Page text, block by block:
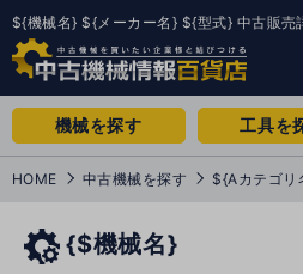
${機械名} ${メーカー名} ${型式} 中古販
機械を探す 工具を
HOME 中古機械を探す ${Aカテゴリ
{$機械名}